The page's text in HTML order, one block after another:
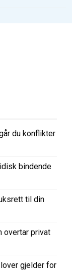
du konflikter
bindende
til din
overtar privat
gjelder for